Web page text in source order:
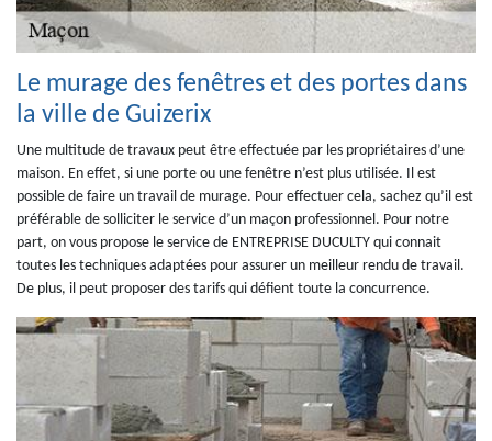
Le murage des fenêtres et des portes dans
la ville de Guizerix
Une multitude de travaux peut être effectuée par les propriétaires d’une
maison. En effet, si une porte ou une fenêtre n’est plus utilisée. Il est
possible de faire un travail de murage. Pour effectuer cela, sachez qu’il est
préférable de solliciter le service d’un maçon professionnel. Pour notre
part, on vous propose le service de ENTREPRISE DUCULTY qui connait
toutes les techniques adaptées pour assurer un meilleur rendu de travail.
De plus, il peut proposer des tarifs qui défient toute la concurrence.